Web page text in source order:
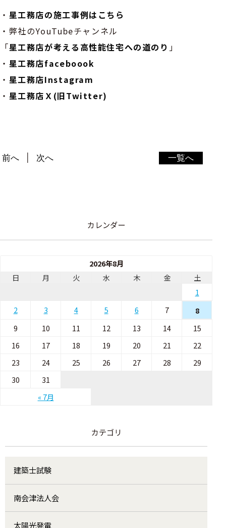
・ 星工務店の施工事例はこちら
・弊社のYouTubeチャンネル
「星工務店が考える高性能住宅への道のり 」
・ 星工務店faceboook
・ 星工務店Instagram
・ 星工務店Ｘ(旧Twitter)
一覧へ
前へ 次へ
カレンダー
2026年8月
日
月 火 水 木 金 土
« 7月
1
2
3 4 5 6 7
8
9
10 11 12 13 14
15
16
17 18 19 20 21
22
23
24 25 26 27 28
29
30
31
カテゴリ
建築士試験
南会津法人会
太陽光発電